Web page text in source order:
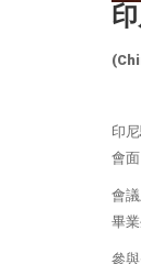
印
會
會
畢
參